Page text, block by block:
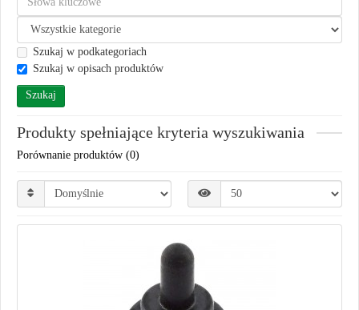
Szukaj w podkategoriach
Szukaj w opisach produktów
Produkty spełniające kryteria wyszukiwania
Porównanie produktów (0)